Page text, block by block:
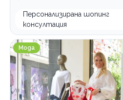
Персонализирана шопинг
консултация
Моден консултант Out Fit By
Мода